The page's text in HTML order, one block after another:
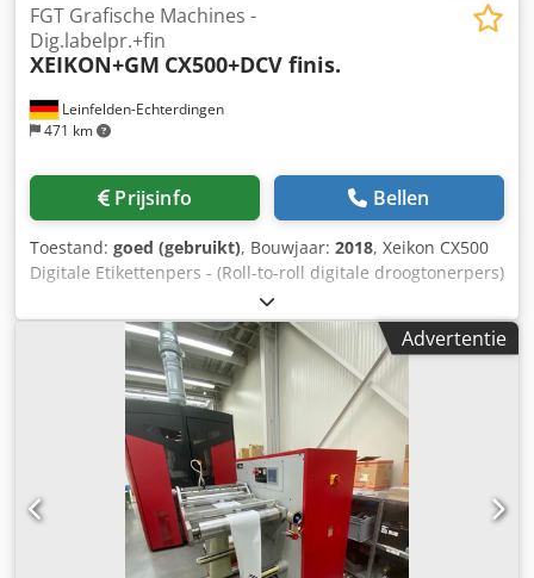
Leinfelden-Echterdingen
471 km
FGT Grafische Machines -
Dig.labelpr.+fin
XEIKON+GM CX500+DCV finis.
Prijsinfo Bellen
Toestand: goed (gebruikt), Bouwjaar: 2018, Xeikon CX500
Digitale Etikettenpers - (Roll-to-roll digitale droogtonerpers)
Bouwjaar: 2018 Verwerking van drukmedia • Roll-to-roll
configuratie met variabele repeatlengte • Drukbreedte: 508
mm • Druksnelheid: 20 m/min (65,6 ft/min), afhankelijk van
het gramgewicht van het substraat • Mediagewicht: 40 –
350 gsm (27 lb text tot 130 lb cover) Drukeenheid • 5-
kleuren droogtonertechnologie • Resolutie: 1200 dpi •
Kleurenconfiguratie: o CMYK o Enkelvoudig dekkend wit in
één doorgang o Kleurengamut-uitbreiding o Aangepaste
steunkleuren _____ GM DC5V8-BX Afwerk- en
Converteersysteem Bouwjaar: 2011 Baan-specificaties •
Baanbreedte: 200 – 520 mm • Substraatdikte: 20 – 200
micron • Machinesnelheid (semi-roterend): tot 55 m/min
Advertentie